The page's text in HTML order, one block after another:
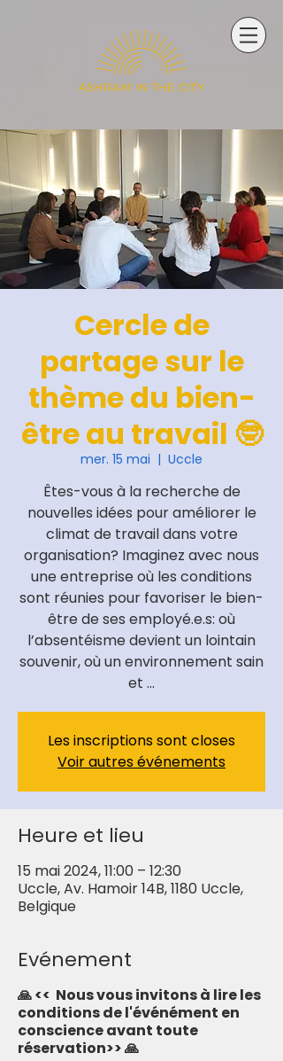
Cercle de
partage sur le
thème du bien-
être au travail 🤓
mer. 15 mai
  |
Uccle
Êtes-vous à la recherche de
nouvelles idées pour améliorer le
climat de travail dans votre
organisation? Imaginez avec nous
une entreprise où les conditions
sont réunies pour favoriser le bien-
être de ses employé.e.s: où
l’absentéisme devient un lointain
souvenir, où un environnement sain
et ...
Les inscriptions sont closes
Voir autres événements
Heure et lieu
15 mai 2024, 11:00 – 12:30
Uccle, Av. Hamoir 14B, 1180 Uccle,
Belgique
Evénement
🙏 << Nous vous invitons à lire les
conditions de l'événément en
conscience avant toute
réservation>> 🙏